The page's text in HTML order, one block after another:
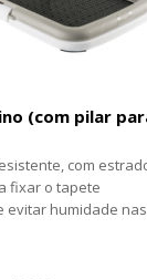
(com pilar
com
fixar o tapete
evitar humidade nas